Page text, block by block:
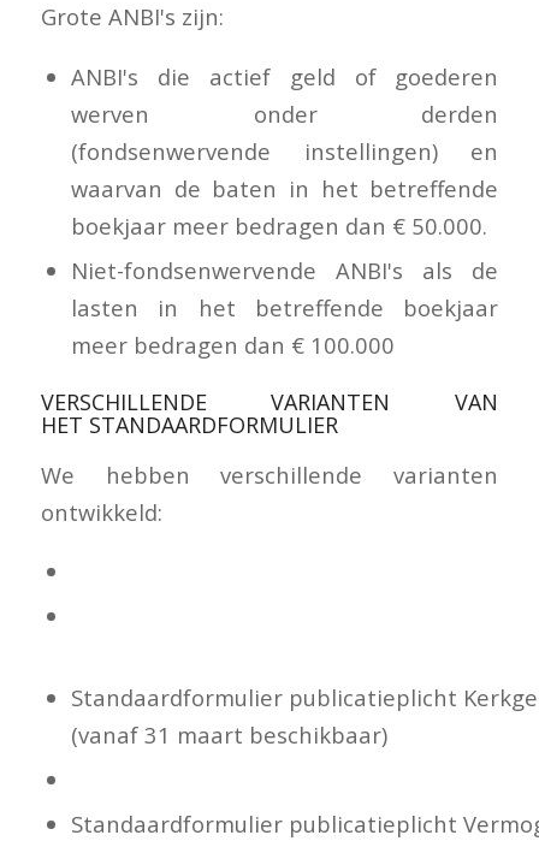
Grote ANBI's zijn:
ANBI's die actief geld of goederen
werven onder derden
(fondsenwervende instellingen) en
waarvan de baten in het betreffende
boekjaar meer bedragen dan € 50.000.
Niet-fondsenwervende ANBI's als de
lasten in het betreffende boekjaar
meer bedragen dan € 100.000
VERSCHILLENDE VARIANTEN VAN
HET STANDAARDFORMULIER
We hebben verschillende varianten
ontwikkeld:
Standaardformulier publicatieplicht
(vanaf 31 maart beschikbaar)
Standaardformulier publicatieplicht